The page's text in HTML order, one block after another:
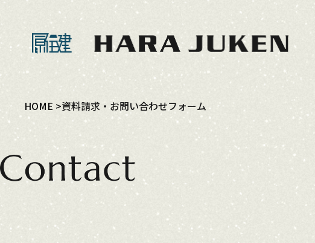
HOME 資料請求・お問い合わせフォーム